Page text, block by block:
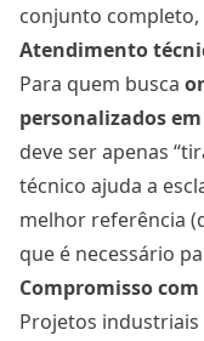
conjunto completo,
Atendimento
Para quem busca
personalizados
deve ser apenas
técnico ajuda a
melhor referência
que é necessário
Compromisso
Projetos